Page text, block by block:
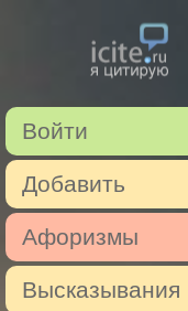
Войти
Добавить
Афоризмы
Высказывания